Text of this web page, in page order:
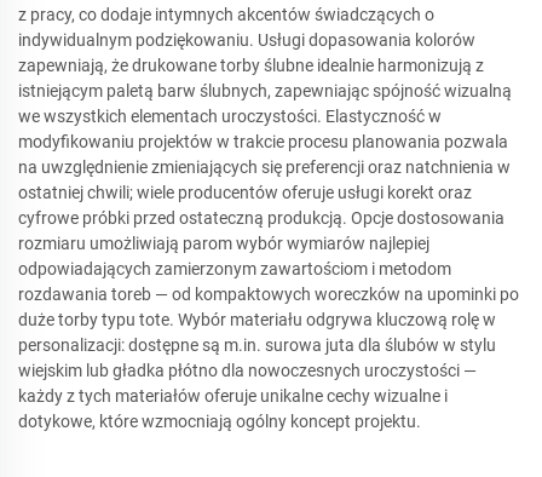
z pracy, co dodaje intymnych akcentów świadczących o
indywidualnym podziękowaniu. Usługi dopasowania kolorów
zapewniają, że drukowane torby ślubne idealnie harmonizują z
istniejącym paletą barw ślubnych, zapewniając spójność wizualną
we wszystkich elementach uroczystości. Elastyczność w
modyfikowaniu projektów w trakcie procesu planowania pozwala
na uwzględnienie zmieniających się preferencji oraz natchnienia w
ostatniej chwili; wiele producentów oferuje usługi korekt oraz
cyfrowe próbki przed ostateczną produkcją. Opcje dostosowania
rozmiaru umożliwiają parom wybór wymiarów najlepiej
odpowiadających zamierzonym zawartościom i metodom
rozdawania toreb — od kompaktowych woreczków na upominki po
duże torby typu tote. Wybór materiału odgrywa kluczową rolę w
personalizacji: dostępne są m.in. surowa juta dla ślubów w stylu
wiejskim lub gładka płótno dla nowoczesnych uroczystości —
każdy z tych materiałów oferuje unikalne cechy wizualne i
dotykowe, które wzmocniają ogólny koncept projektu.